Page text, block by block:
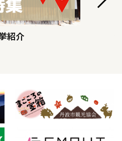
紹介